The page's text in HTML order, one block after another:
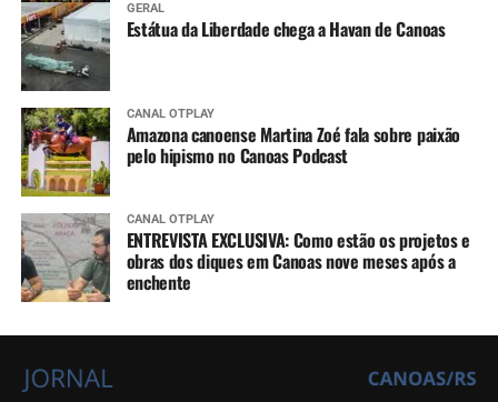
GERAL
Estátua da Liberdade chega a Havan de Canoas
CANAL OTPLAY
Amazona canoense Martina Zoé fala sobre paixão
pelo hipismo no Canoas Podcast
CANAL OTPLAY
ENTREVISTA EXCLUSIVA: Como estão os projetos e
obras dos diques em Canoas nove meses após a
enchente